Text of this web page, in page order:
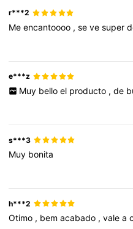
r***2
Meencantoooo ,sevesuper
e***z
Muy bello el producto , de
s***3
Muy bonita
h***2
Otimo , bemacabado ,valea